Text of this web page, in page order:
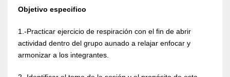
Objetivo especifico
1.-Practicar ejercicio de respiración con el fin de abrir
actividad dentro del grupo aunado a relajar enfocar y
armonizar a los integrantes.